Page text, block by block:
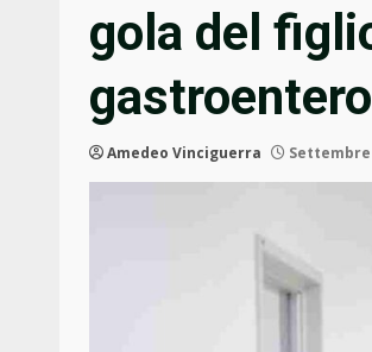
gola del
Amedeo Vinciguerra Settembre